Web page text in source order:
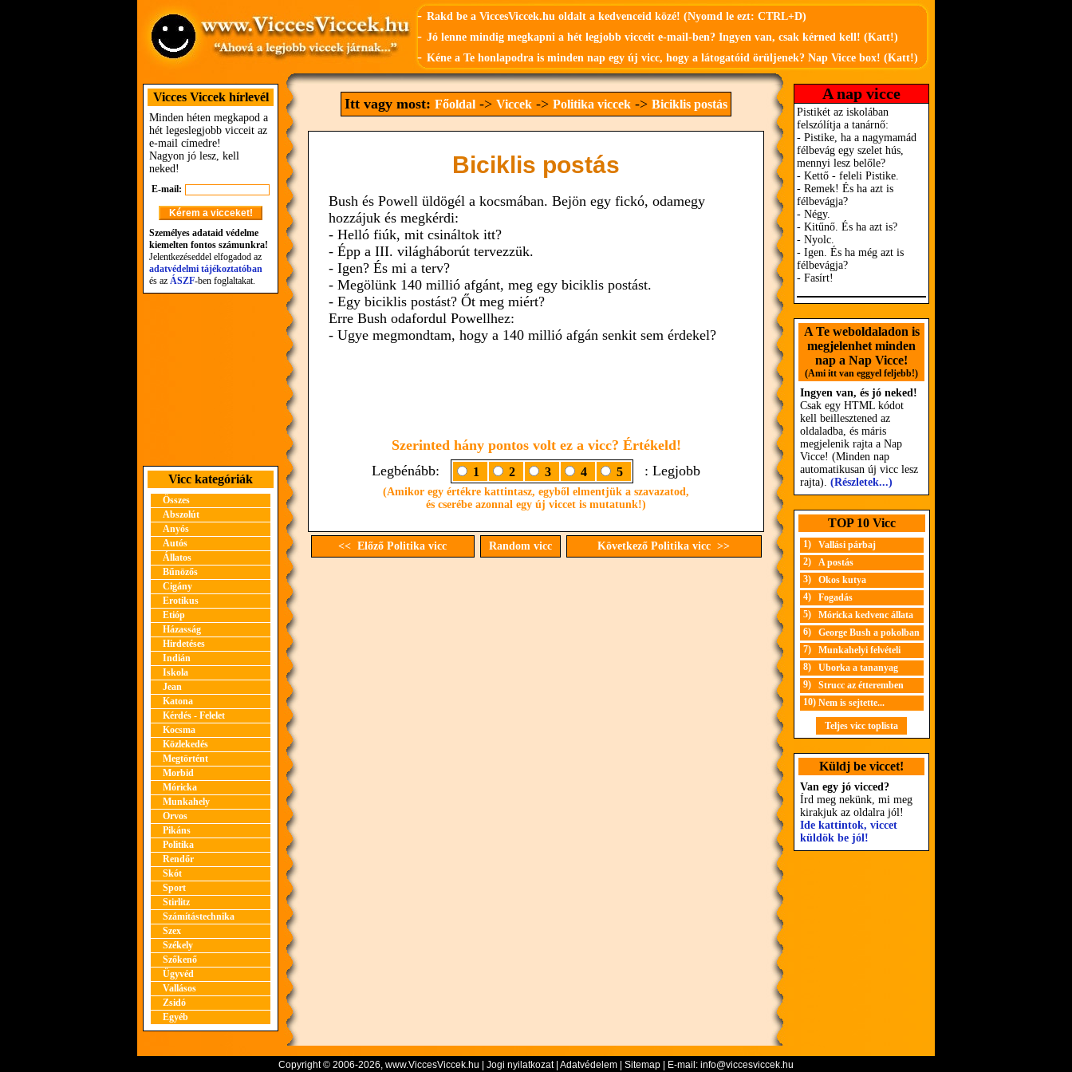
- Rakd be a ViccesViccek.hu oldalt a kedvenceid közé! (Nyomd le ezt: CTRL+D)
- Jó lenne mindig megkapni a hét legjobb vicceit e-mail-ben? Ingyen van, csak kérned kell! (Katt!)
- Kéne a Te honlapodra is minden nap egy új vicc, hogy a látogatóid örüljenek? Nap Vicce box! (Katt!)
Vicces Viccek hírlevél
Minden héten megkapod a
hét legeslegjobb vicceit az
e-mail címedre!
Nagyon jó lesz, kell
neked!
E-mail:
Személyes adataid védelme
kiemelten fontos számunkra!
Jelentkezéseddel elfogadod az
adatvédelmi tájékoztatóban
és az ÁSZF-ben foglaltakat.
Vicc kategóriák
Összes
Abszolút
Anyós
Autós
Állatos
Bűnözős
Cigány
Erotikus
Etióp
Házasság
Hirdetéses
Indián
Iskola
Jean
Katona
Kérdés - Felelet
Kocsma
Közlekedés
Megtörtént
Morbid
Móricka
Munkahely
Orvos
Pikáns
Politika
Rendőr
Skót
Sport
Stirlitz
Számítástechnika
Szex
Székely
Szőkenő
Ügyvéd
Vallásos
Zsidó
Egyéb
Itt vagy most: Főoldal -> Viccek -> Politika viccek -> Biciklis postás
Biciklis postás
Bush és Powell üldögél a kocsmában. Bejön egy fickó, odamegy
hozzájuk és megkérdi:
- Helló fiúk, mit csináltok itt?
- Épp a III. világháborút tervezzük.
- Igen? És mi a terv?
- Megölünk 140 millió afgánt, meg egy biciklis postást.
- Egy biciklis postást? Őt meg miért?
Erre Bush odafordul Powellhez:
- Ugye megmondtam, hogy a 140 millió afgán senkit sem érdekel?
Szerinted hány pontos volt ez a vicc? Értékeld!
Legbénább:
1 2 3 4 5 : Legjobb
(Amikor egy értékre kattintasz, egyből elmentjük a szavazatod,
és cserébe azonnal egy új viccet is mutatunk!)
<< Előző Politika vicc Random vicc Következő Politika vicc >>
A nap vicce
A Te weboldaladon is
megjelenhet minden
nap a Nap Vicce!
(Ami itt van eggyel feljebb!)
Ingyen van, és jó neked!
Csak egy HTML kódot
kell beillesztened az
oldaladba, és máris
megjelenik rajta a Nap
Vicce! (Minden nap
automatikusan új vicc lesz
rajta). (Részletek...)
TOP 10 Vicc
1)
Vallási párbaj
2)
A postás
3)
Okos kutya
4)
Fogadás
5)
Móricka kedvenc állata
6)
George Bush a pokolban
7)
Munkahelyi felvételi
8)
Uborka a tananyag
9)
Strucc az étteremben
10) Nem is sejtette...
Teljes vicc toplista
Küldj be viccet!
Van egy jó vicced?
Írd meg nekünk, mi meg
kirakjuk az oldalra jól!
Ide kattintok, viccet
küldök be jól!
Copyright © 2006-2026, www.ViccesViccek.hu | Jogi nyilatkozat| Adatvédelem Sitemap | E-mail: info@viccesviccek.hu